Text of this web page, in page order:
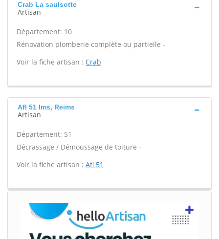
Crab La saulsotte
Artisan
Département: 10
Rénovation plomberie complète ou partielle -
Voir la fiche artisan : Crab
Afl 51 Ims, Reims
Artisan
Département: 51
Décrassage / Démoussage de toiture -
Voir la fiche artisan : Afl 51